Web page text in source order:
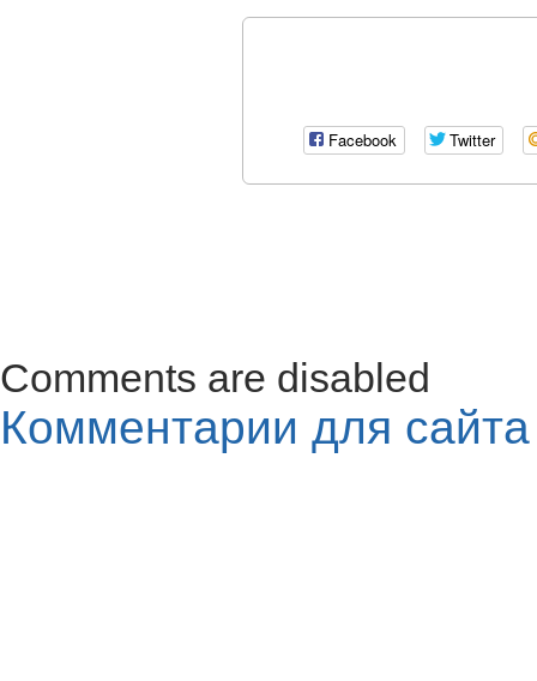
Facebook Twitter
Comments are disabled
Комментарии для